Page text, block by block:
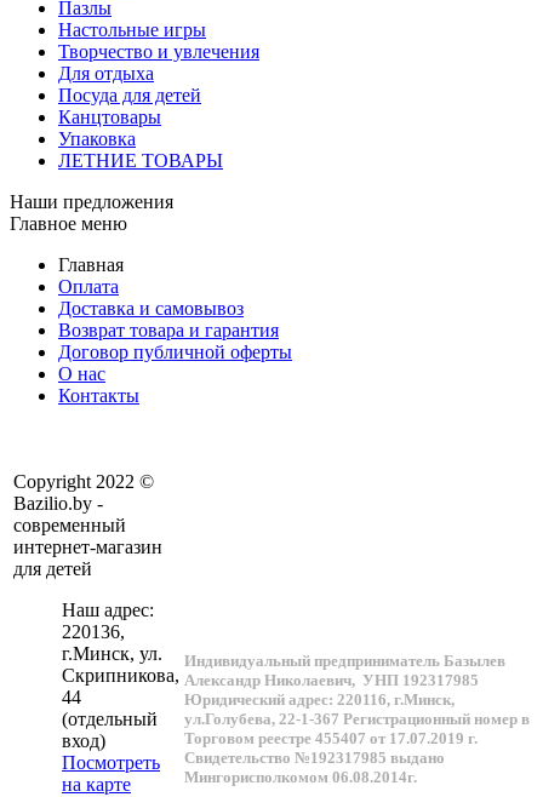
Пазлы
Настольные игры
Творчество и увлечения
Для отдыха
Посуда для детей
Канцтовары
Упаковка
ЛЕТНИЕ ТОВАРЫ
Наши предложения
Главное меню
Главная
Оплата
Доставка и самовывоз
Возврат товара и гарантия
Договор публичной оферты
О нас
Контакты
Copyright 2022 ©
Bazilio.by -
современный
интернет-магазин
для детей
Наш адрес:
220136,
г.Минск, ул.
Скрипникова,
44
(отдельный
вход)
Посмотреть
на карте
Индивидуальный предприниматель Базылев
Александр Николаевич, УНП 192317985
Юридический адрес: 220116, г.Минск,
ул.Голубева, 22-1-367 Регистрационный номер в
Торговом реестре 455407 от 17.07.2019 г.
Свидетельство №192317985 выдано
Мингорисполкомом 06.08.2014г.